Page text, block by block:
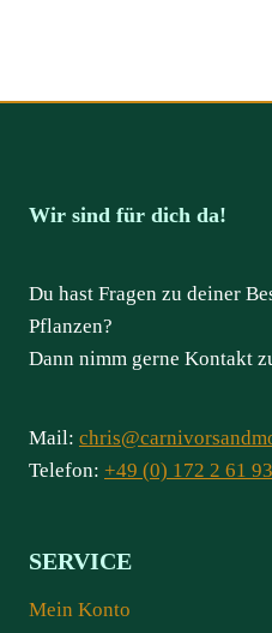
Wir sind für dich da!
Du hast Fragen zu deiner
Pflanzen?
Dann nimm gerne Kontakt
Mail:
Telefon: +49 (0) 172 2 61
SERVICE
Mein Konto